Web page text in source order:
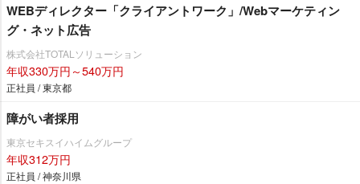
WEBディレクター「クライアントワーク」/Webマーケティン
グ・ネット広告
株式会社TOTALソリューション
年収330万円～540万円
正社員 / 東京都
障がい者採用
東京セキスイハイムグループ
年収312万円
正社員 / 神奈川県